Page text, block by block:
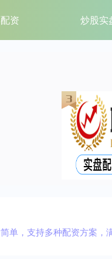
资 炒股实
，支持多种配资方案，